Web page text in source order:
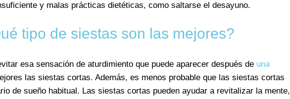
y malas prácticas dietéticas, como saltarse el desayuno.
tipo de siestas son las mejores?
esa sensación de aturdimiento que puede aparecer después de una
las siestas cortas. Además, es menos probable que las siestas cortas
de sueño habitual. Las siestas cortas pueden ayudar a revitalizar la mente,